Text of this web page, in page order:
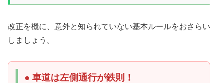
改正を機に、意外と知られていない基本ルールをおさらい
しましょう。
● 車道は左側通行が鉄則！